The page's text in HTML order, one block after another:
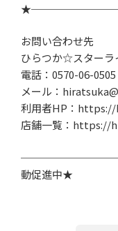
お問い合わせ先
ひらつか☆スターラ
電話： 0570-06-0505
メール：
利用者HP ： https://
店舗一覧： https://
動促進中★